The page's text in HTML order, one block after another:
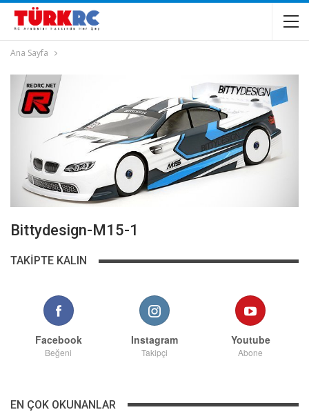
Ana Sayfa
Bittydesign-M15-1
TAKIPTE KALIN
Facebook
Beğeni
Instagram
Takipçi
Youtube
Abone
EN ÇOK OKUNANLAR